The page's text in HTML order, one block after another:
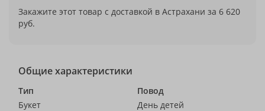
Закажите этот товар с доставкой в Астрахани за 6 620
руб.
Общие характеристики
Тип
Букет
Повод
День детей